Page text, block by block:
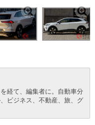
経て、編集者に。自動車分
ビジネス、不動産、旅、グ